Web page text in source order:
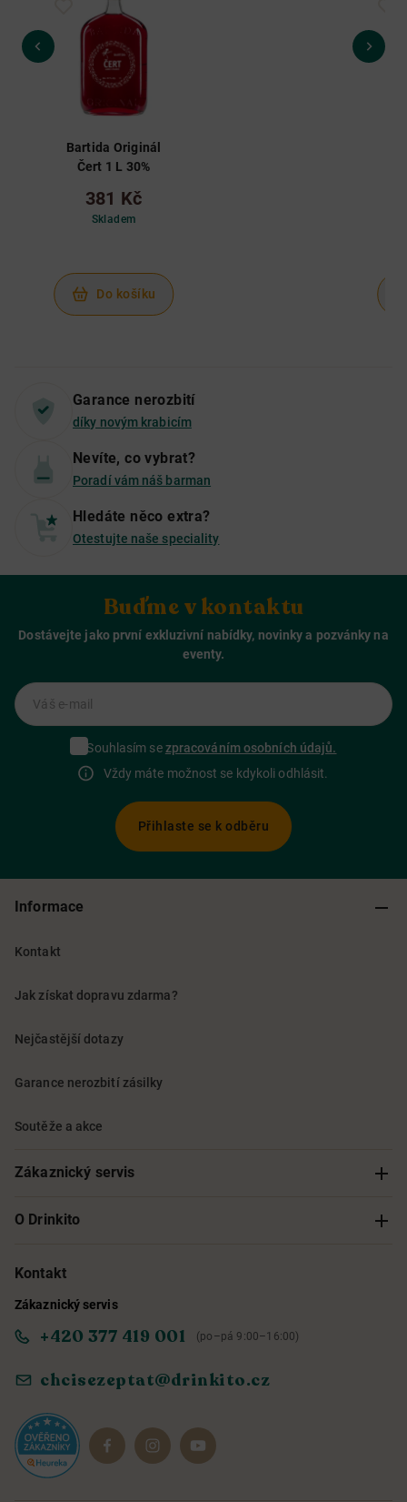
Bartida Originál
Čert 1 L 30%
381 Kč
Skladem
Do košíku
Garance nerozbití
díky novým krabicím
Nevíte, co vybrat?
Poradí vám náš barman
Hledáte něco extra?
Otestujte naše speciality
Buďme v kontaktu
Dostávejte jako první exkluzivní nabídky, novinky a pozvánky na
eventy.
Váš e-mail
Souhlasím sezpracováním osobních údajů.
Vždy máte možnost se kdykoli odhlásit.
Přihlaste se k odběru
Informace
Kontakt
Jak získat dopravu zdarma?
Nejčastější dotazy
Garance nerozbití zásilky
Soutěže a akce
Zákaznický servis
Sledování objednávky
Obchodní podmínky
Ochrana osobních údajů
Reklamace a vrácení
O Drinkito
O nás
Informace o přístupnosti služby
Dárkové sady
Kontakt
Zákaznický servis
+420 377 419 001 (po–pá 9:00–16:00)
chcisezeptat@drinkito.cz